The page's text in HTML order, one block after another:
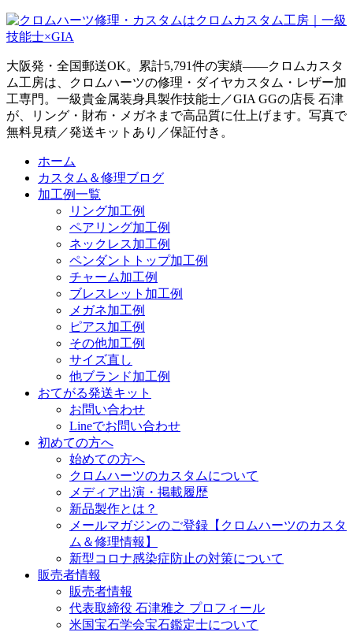
大阪発・全国郵送OK。累計5,791件の実績——クロムカスタ
ム工房は、クロムハーツの修理・ダイヤカスタム・レザー加
工専門。一級貴金属装身具製作技能士／GIA GGの店長 石津
が、リング・財布・メガネまで高品質に仕上げます。写真で
無料見積／発送キットあり／保証付き。
ホーム
カスタム＆修理ブログ
加工例一覧
リング加工例
ペアリング加工例
ネックレス加工例
ペンダントトップ加工例
チャーム加工例
ブレスレット加工例
メガネ加工例
ピアス加工例
その他加工例
サイズ直し
他ブランド加工例
おてがる発送キット
お問い合わせ
Lineでお問い合わせ
初めての方へ
始めての方へ
クロムハーツのカスタムについて
メディア出演・掲載履歴
新品製作とは？
メールマガジンのご登録【クロムハーツのカスタ
ム＆修理情報】
新型コロナ感染症防止の対策について
販売者情報
販売者情報
代表取締役 石津雅之 プロフィール
米国宝石学会宝石鑑定士について